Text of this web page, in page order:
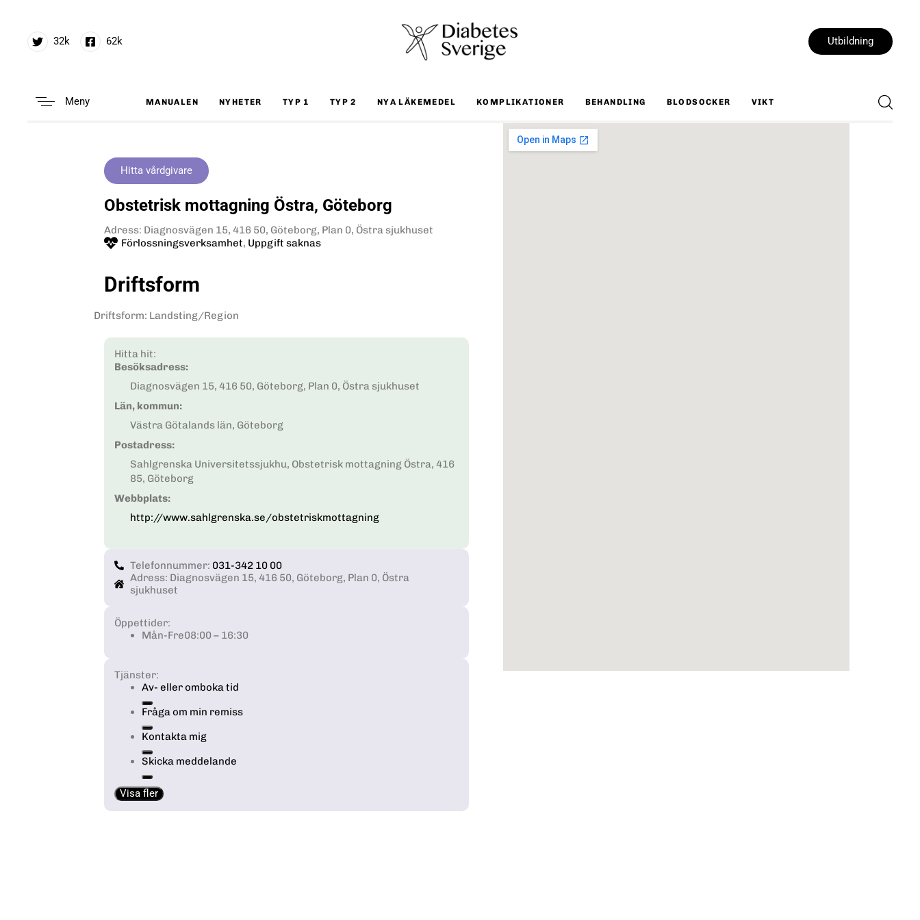
32k 62k Utbildning
Meny MANUALEN NYHETER TYP 1 TYP 2 NYA LÄKEMEDEL KOMPLIKATIONER BEHANDLING BLODSOCKER VIKT
Hitta vårdgivare
Obstetrisk mottagning Östra, Göteborg
Adress: Diagnosvägen 15, 416 50, Göteborg, Plan 0, Östra sjukhuset
Förlossningsverksamhet, Uppgift saknas
Driftsform
Driftsform: Landsting/Region
Hitta hit:
Besöksadress:
Diagnosvägen 15, 416 50, Göteborg, Plan 0, Östra sjukhuset
Län, kommun:
Västra Götalands län, Göteborg
Postadress:
Sahlgrenska Universitetssjukhu, Obstetrisk mottagning Östra, 416
85, Göteborg
Webbplats:
http://www.sahlgrenska.se/obstetriskmottagning
Telefonnummer: 031-342 10 00
Adress: Diagnosvägen 15, 416 50, Göteborg, Plan 0, Östra
sjukhuset
Öppettider:
Mån-Fre08:00 – 16:30
Tjänster:
Av- eller omboka tid
Fråga om min remiss
Kontakta mig
Skicka meddelande
Visa fler